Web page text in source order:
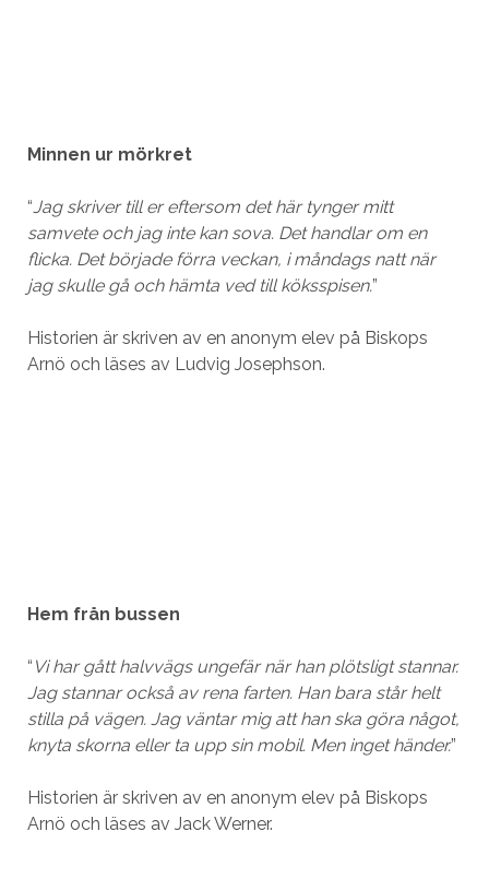
Minnen ur mörkret
“Jag skriver till er eftersom det här tynger mitt
samvete och jag inte kan sova. Det handlar om en
flicka. Det började förra veckan, i måndags natt när
jag skulle gå och hämta ved till köksspisen.”
Historien är skriven av en anonym elev på Biskops
Arnö och läses av Ludvig Josephson.
Hem från bussen
“ Vi har gått halvvägs ungefär när han plötsligt stannar.
Jag stannar också av rena farten. Han bara står helt
stilla på vägen. Jag väntar mig att han ska göra något,
knyta skorna eller ta upp sin mobil. Men inget händer.”
Historien är skriven av en anonym elev på Biskops
Arnö och läses av Jack Werner.